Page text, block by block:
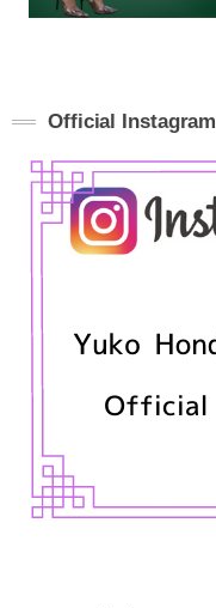
Official Instagram